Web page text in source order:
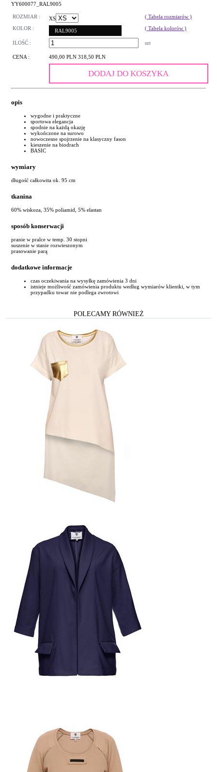
YY600077_RAL9005
ROZMIAR : XS
( Tabela rozmiarów )
KOLOR :
RAL9005 ( Tabela kolorów )
ILOŚĆ : szt
CENA : 490,00 PLN 318,50 PLN
DODAJ DO KOSZYKA
opis
wygodne i praktyczne
sportowa elegancja
spodnie na każdą okazję
wykończone na surowo
nowoczesne spojrzenie na klasyczny fason
kieszenie na biodrach
BASIC
wymiary
długość całkowita ok. 95 cm
tkanina
60% wiskoza, 35% poliamid, 5% elastan
sposób konserwacji
pranie w pralce w temp. 30 stopni
suszenie w stanie rozwieszonym
prasowanie parą
dodatkowe informacje
czas oczekiwania na wysyłkę zamówienia 3 dni
istnieje możliwość zamówienia produktu według wymiarów klientki, w tym
przypadku towar nie podlega zwrotowi
POLECAMY RÓWNIEŻ